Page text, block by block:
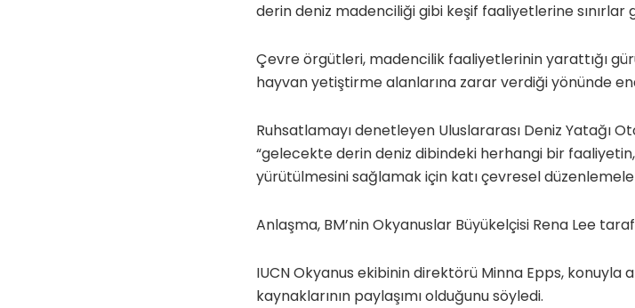
derin deniz madenciliği gibi keşif faaliyetlerine sınırlar
Çevre örgütleri, madencilik faaliyetlerinin yarattığı
hayvan yetiştirme alanlarına zarar verdiği yönünde
Ruhsatlamayı denetleyen Uluslararası Deniz Yatağı
“gelecekte derin deniz dibindeki herhangi bir
yürütülmesini sağlamak için katı çevresel
Anlaşma, BM’nin Okyanuslar Büyükelçisi Rena Lee
IUCN Okyanus ekibinin direktörü Minna Epps, konuyla
kaynaklarının paylaşımı olduğunu söyledi.